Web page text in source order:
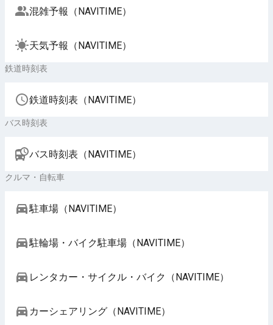
混雑予報（NAVITIME）
天気予報（NAVITIME）
鉄道時刻表
鉄道時刻表（NAVITIME）
バス時刻表
バス時刻表（NAVITIME）
クルマ・自転車
駐車場（NAVITIME）
駐輪場・バイク駐車場（NAVITIME）
レンタカー・サイクル・バイク（NAVITIME）
カーシェアリング（NAVITIME）